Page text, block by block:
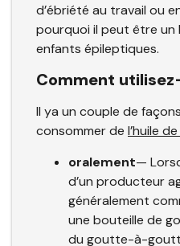
d’ébriété au travail ou
pourquoi il peut être un
enfants épileptiques.
Comment
Il ya un couple de
consommer de l’huile
oralement—
d’un producteur
généralement
une bouteille de
du goutte-à-